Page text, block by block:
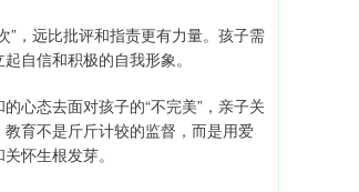
”，远比批评和指责更有力量。孩子需
自信和积极的自我形象。
心态去面对孩子的“不完美”，亲子关
育不是斤斤计较的监督，而是用爱
怀生根发芽。